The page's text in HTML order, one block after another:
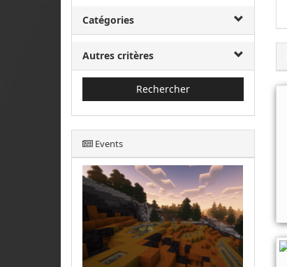
Catégories
Autres critères
Rechercher
Events